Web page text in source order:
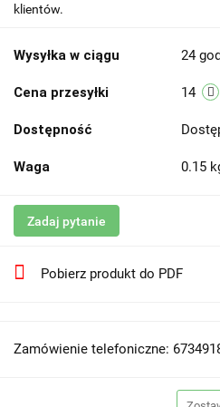
klientów.
Wysyłka w ciągu 24
Cena przesyłki 14
Dostępność
Waga 0.15
Zadaj pytanie
Pobierz produkt do PDF
Zamówienie telefoniczne: